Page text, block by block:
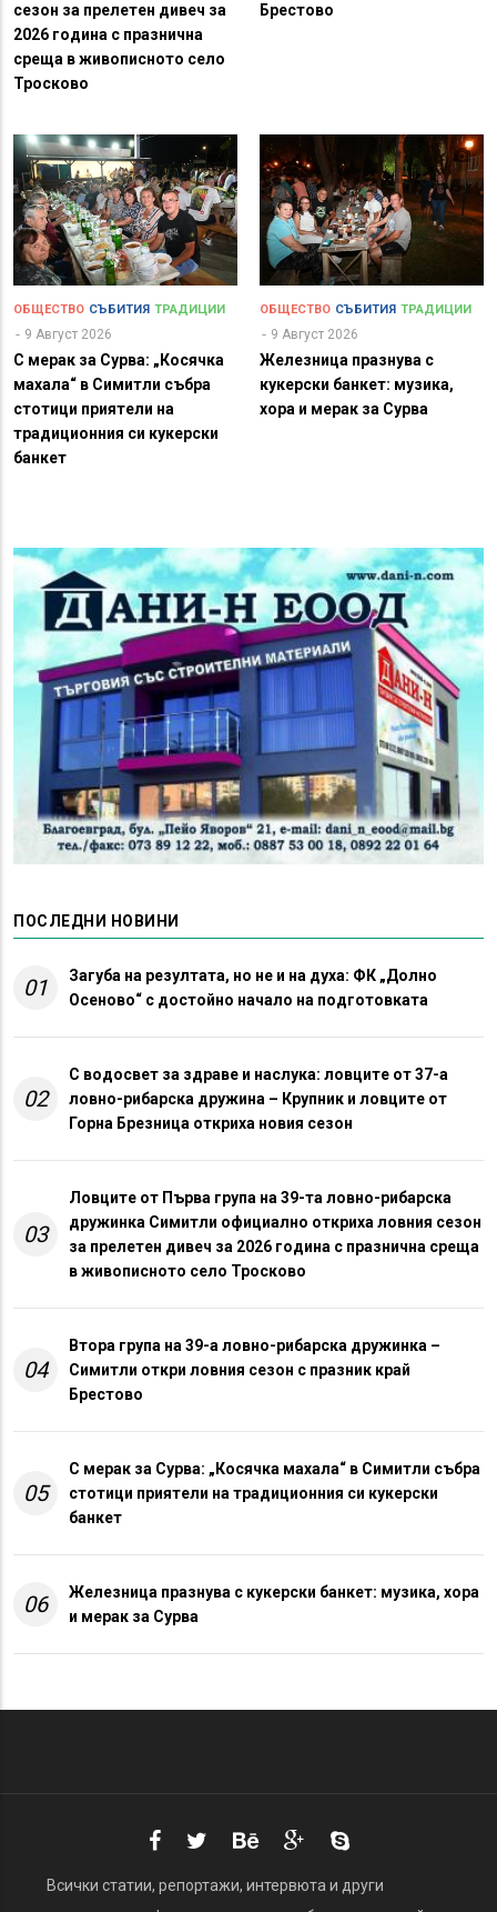
сезон за прелетен дивеч за
2026 година с празнична
среща в живописното село
Тросково
Брестово
ОБЩЕСТВО СЪБИТИЯ ТРАДИЦИИ
9 Август 2026
С мерак за Сурва: „Косячка
махала“ в Симитли събра
стотици приятели на
традиционния си кукерски
банкет
ОБЩЕСТВО СЪБИТИЯ ТРАДИЦИИ
9 Август 2026
Железница празнува с
кукерски банкет: музика,
хора и мерак за Сурва
ПОСЛЕДНИ НОВИНИ
01
Загуба на резултата, но не и на духа: ФК „Долно
Осеново“ с достойно начало на подготовката
02
С водосвет за здраве и наслука: ловците от 37-а
ловно-рибарска дружина – Крупник и ловците от
Горна Брезница откриха новия сезон
03
Ловците от Първа група на 39-та ловно-рибарска
дружинка Симитли официално откриха ловния сезон
за прелетен дивеч за 2026 година с празнична среща
в живописното село Тросково
04
Втора група на 39-а ловно-рибарска дружинка –
Симитли откри ловния сезон с празник край
Брестово
05
С мерак за Сурва: „Косячка махала“ в Симитли събра
стотици приятели на традиционния си кукерски
банкет
06
Железница празнува с кукерски банкет: музика, хора
и мерак за Сурва
Всички статии, репортажи, интервюта и други